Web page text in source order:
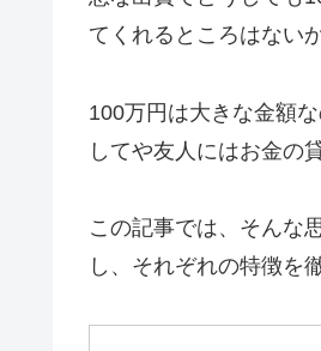
てくれるところはない
100万円は大きな金額
してや友人にはお金の
この記事では、そんな
し、それぞれの特徴を